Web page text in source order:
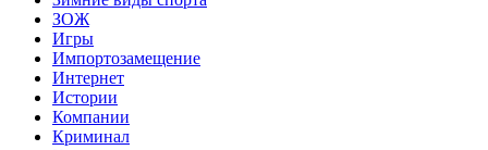
ЗОЖ
Игры
Импортозамещение
Интернет
Истории
Компании
Криминал